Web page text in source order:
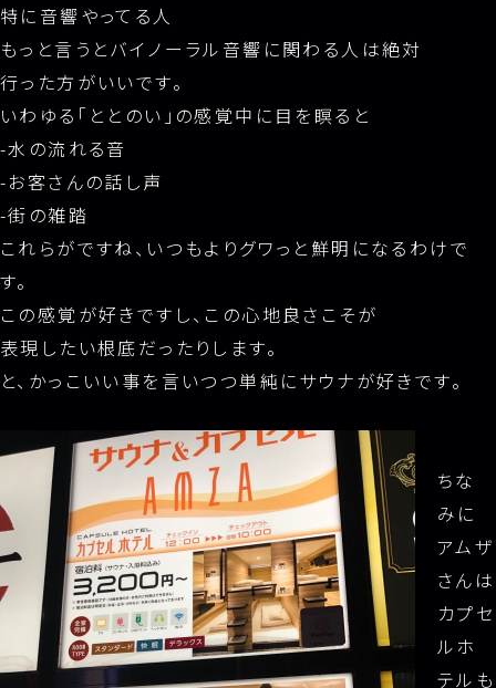
特に音響やってる人
もっと言うとバイノーラル音響に関わる人は絶対
行った方がいいです。
いわゆる「ととのい」の感覚中に目を瞑ると
-水の流れる音
-お客さんの話し声
-街の雑踏
これらがですね、いつもよりグワっと鮮明になるわけで
す。
この感覚が好きですし、この心地良さこそが
表現したい根底だったりします。
と、かっこいい事を言いつつ単純にサウナが好きです。
ちな
みに
アムザ
さんは
カプセ
ルホ
テルも